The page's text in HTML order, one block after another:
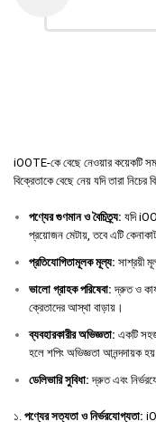
iOOTE-কে বেছে নেওয়ার কয়েকটি
বিক্রেতাকে বেছে নেয় যদি তারা
পণ্যের গুণমান ও বৈচিত্র্য: যদি
প্রয়োজন মেটায়, তবে এটি
প্রতিযোগিতামূলক মূল্য: সাশ্রয়ী
ভালো গ্রাহক পরিষেবা: দ্রুত ও
ক্রেতাদের আস্থা বাড়ায়।
ব্যবহারকারীর অভিজ্ঞতা: একটি
হলে শপিং অভিজ্ঞতা আনন্দদায়ক
ডেলিভারি সুবিধা: দ্রুত এবং
১. পণ্যের সত্যতা ও নির্ভরযোগ্যতা: